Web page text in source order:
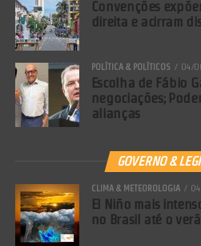
Convenções
direita e acirram
POLÍTICA & POLÍTICOS 04/
Escolha de Fábio
negociações;
alianças
GOVERNO &
CLIMA & METEOROLOGIA
El Niño mais
no Brasil até o